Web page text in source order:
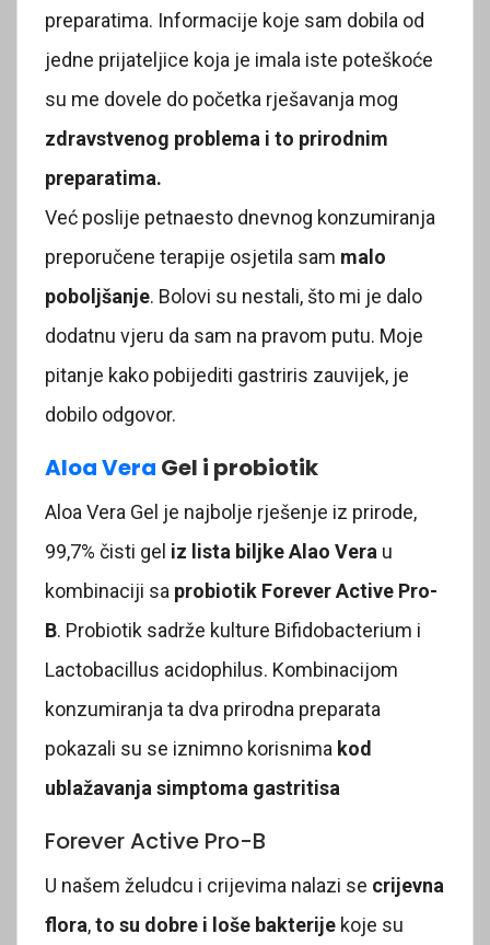
preparatima. Informacije koje sam dobila od
jedne prijateljice koja je imala iste poteškoće
su me dovele do početka rješavanja mog
zdravstvenog problema i to prirodnim
preparatima.
Već poslije petnaesto dnevnog konzumiranja
preporučene terapije osjetila sam malo
poboljšanje. Bolovi su nestali, što mi je dalo
dodatnu vjeru da sam na pravom putu. Moje
pitanje kako pobijediti gastriris zauvijek, je
dobilo odgovor.
Aloa Vera Gel i probiotik
Aloa Vera Gel je najbolje rješenje iz prirode,
99,7% čisti gel iz lista biljke Alao Vera u
kombinaciji sa probiotik Forever Active Pro-
B. Probiotik sadrže kulture Bifidobacterium i
Lactobacillus acidophilus. Kombinacijom
konzumiranja ta dva prirodna preparata
pokazali su se iznimno korisnima kod
ublažavanja simptoma gastritisa
Forever Active Pro-B
U našem želudcu i crijevima nalazi se crijevna
flora,to su dobre i loše bakterije koje su